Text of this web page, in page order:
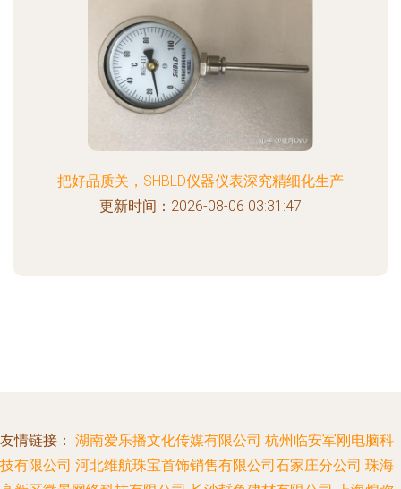
把好品质关，SHBLD仪器仪表深究精细化生产
更新时间：2026-08-06 03:31:47
友情链接： 湖南爱乐播文化传媒有限公司 杭州临安军刚电脑科
技有限公司 河北维航珠宝首饰销售有限公司石家庄分公司 珠海